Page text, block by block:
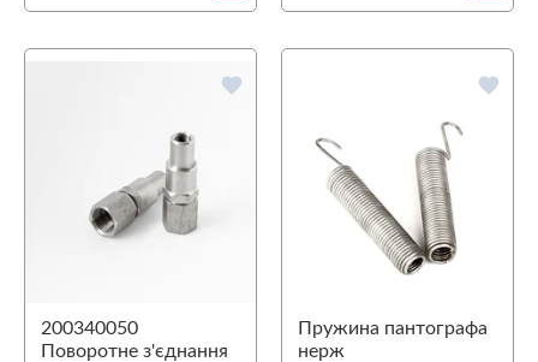
favorite
200340050
Поворотне з'єднання
favorite
Пружина пантографа
нерж